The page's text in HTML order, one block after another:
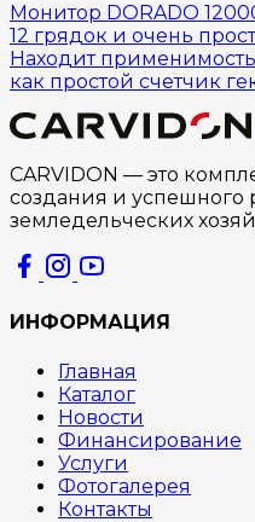
Монитор DORADO
12 грядок и очень
Находит
как простой счетчик
CARVIDON — это
создания и успешного
земледельческих
ИНФОРМАЦИЯ
Главная
Каталог
Новости
Финансирование
Услуги
Фотогалерея
Контакты